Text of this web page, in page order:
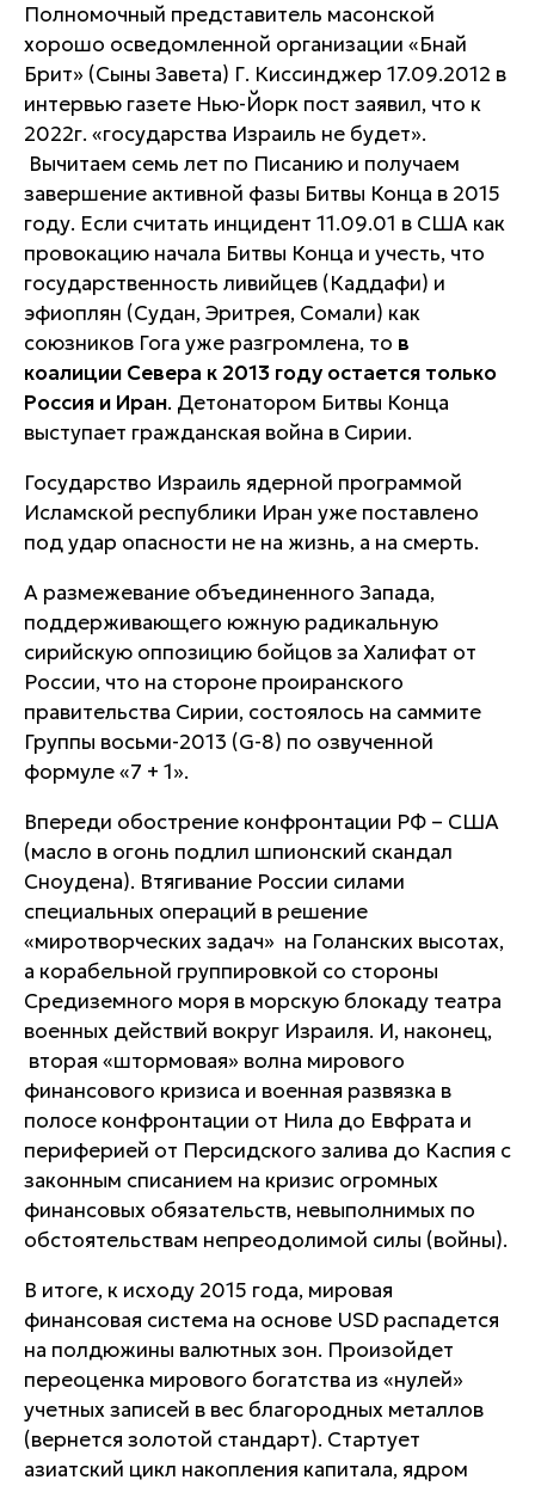
Полномочный представитель масонской
хорошо осведомленной организации «Бнай
Брит» (Сыны Завета) Г. Киссинджер 17.09.2012 в
интервью газете Нью-Йорк пост заявил, что к
2022г. «государства Израиль не будет».
Вычитаем семь лет по Писанию и получаем
завершение активной фазы Битвы Конца в 2015
году. Если считать инцидент 11.09.01 в США как
провокацию начала Битвы Конца и учесть, что
государственность ливийцев (Каддафи) и
эфиоплян (Судан, Эритрея, Сомали) как
союзников Гога уже разгромлена, то в
коалиции Севера к 2013 году остается только
Россия и Иран. Детонатором Битвы Конца
выступает гражданская война в Сирии.
Государство Израиль ядерной программой
Исламской республики Иран уже поставлено
под удар опасности не на жизнь, а на смерть.
А размежевание объединенного Запада,
поддерживающего южную радикальную
сирийскую оппозицию бойцов за Халифат от
России, что на стороне проиранского
правительства Сирии, состоялось на саммите
Группы восьми-2013 (G-8) по озвученной
формуле «7 + 1».
Впереди обострение конфронтации РФ – США
(масло в огонь подлил шпионский скандал
Сноудена). Втягивание России силами
специальных операций в решение
«миротворческих задач» на Голанских высотах,
а корабельной группировкой со стороны
Средиземного моря в морскую блокаду театра
военных действий вокруг Израиля. И, наконец,
вторая «штормовая» волна мирового
финансового кризиса и военная развязка в
полосе конфронтации от Нила до Евфрата и
периферией от Персидского залива до Каспия с
законным списанием на кризис огромных
финансовых обязательств, невыполнимых по
обстоятельствам непреодолимой силы (войны).
В итоге, к исходу 2015 года, мировая
финансовая система на основе USD распадется
на полдюжины валютных зон. Произойдет
переоценка мирового богатства из «нулей»
учетных записей в вес благородных металлов
(вернется золотой стандарт). Стартует
азиатский цикл накопления капитала, ядром